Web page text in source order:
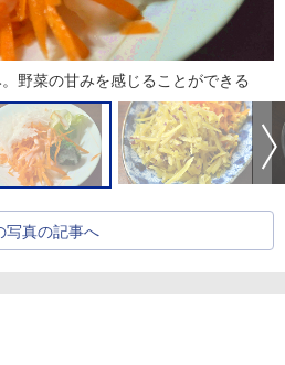
野菜の甘みを感じることができる
写真の記事へ